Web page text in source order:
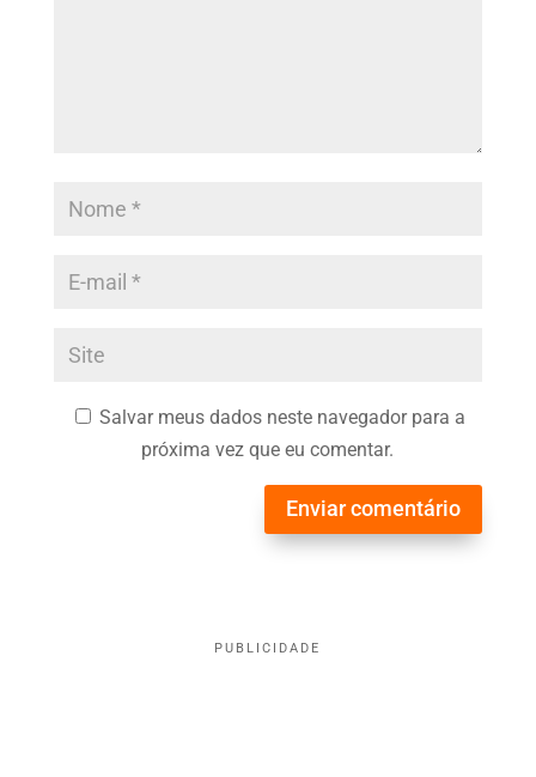
Salvar meus dados neste navegador para a
próxima vez que eu comentar.
Enviar comentário
PUBLICIDADE